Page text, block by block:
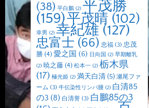
(38) 平白鵬 (2) 平茂勝
(159)平茂晴 (102)
幸男 (2) 幸紀雄 (127)
忠富士 (66) 忠福 (3) 忠茂
勝 (4) 愛之国 (6) 日向国 (2) 早期離乳
(2) 暁之藤 (4) 松本一 (2) 栃木県
(17) 極光姫 (2) 満天白清(5) 瀬尾ファ
ーム (3) 牛伝染性リンパ腫 (2) 白清85
の3 (8) 白清誉 (3) 白鵬85の3